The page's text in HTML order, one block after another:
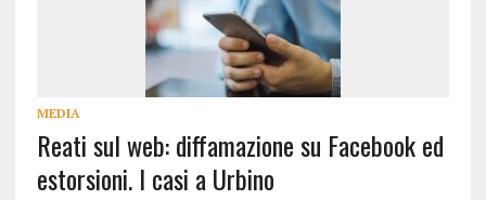
MEDIA
Reati sul web: diffamazione su Facebook ed
estorsioni. I casi a Urbino